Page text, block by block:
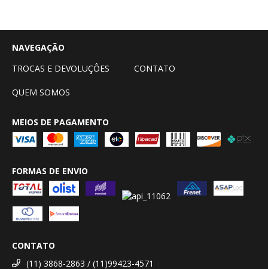
NAVEGAÇÃO
TROCAS E DEVOLUÇÔES
CONTATO
QUEM SOMOS
MEIOS DE PAGAMENTO
FORMAS DE ENVIO
CONTATO
(11) 3868-2863 / (11)99423-4571